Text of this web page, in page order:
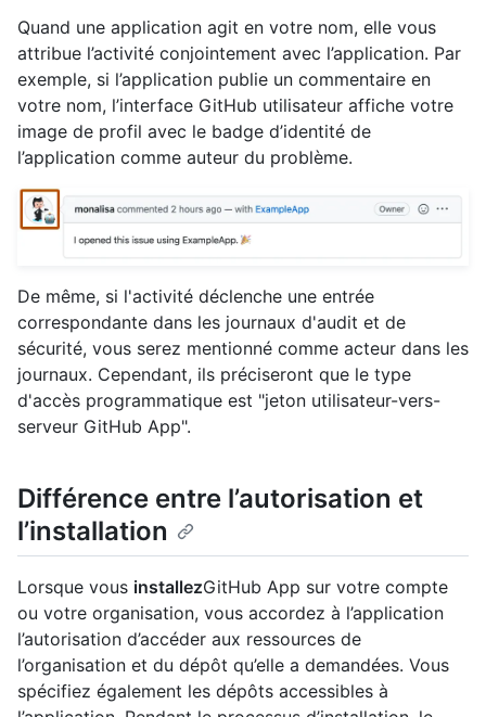
Quand une application agit en votre nom, elle vous
attribue l’activité conjointement avec l’application. Par
exemple, si l’application publie un commentaire en
votre nom, l’interface GitHub utilisateur affiche votre
image de profil avec le badge d’identité de
l’application comme auteur du problème.
De même, si l'activité déclenche une entrée
correspondante dans les journaux d'audit et de
sécurité, vous serez mentionné comme acteur dans les
journaux. Cependant, ils préciseront que le type
d'accès programmatique est "jeton utilisateur-vers-
serveur GitHub App".
Différence entre l’autorisation et
l’installation
Lorsque vous installezGitHub App sur votre compte
ou votre organisation, vous accordez à l’application
l’autorisation d’accéder aux ressources de
l’organisation et du dépôt qu’elle a demandées. Vous
spécifiez également les dépôts accessibles à